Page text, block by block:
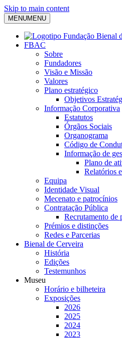
Skip to main content
MENUMENU
FBAC
Sobre
Fundadores
Visão e Missão
Valores
Plano estratégico
Objetivos
Informação Corporativa
Estatutos
Órgãos Sociais
Organograma
Código de
Informação de
Plano de
Relatórios
Equipa
Identidade Visual
Mecenato e patrocínios
Contratação Pública
Recrutamento de
Prémios e distinções
Redes e Parcerias
Bienal de Cerveira
História
Edições
Testemunhos
Museu
Horário e bilheteira
Exposições
2026
2025
2024
2023